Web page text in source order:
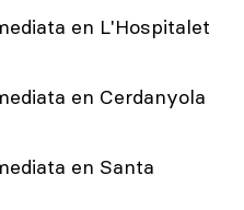
en L'Hospitalet
en Cerdanyola
en Santa